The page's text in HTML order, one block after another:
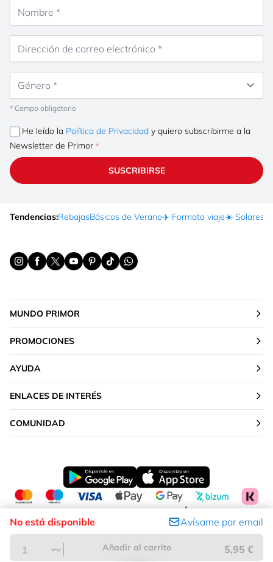
No está disponible Avísame por email
Añadir al carrito 5,95 €
* Campo obligatorio
He leído la Política de Privacidad y quiero subscribirme a la
Newsletter de Primor
SUSCRIBIRSE
Tendencias:RebajasBásicos de Verano✈️ Formato viaje☀️ Solares
MUNDO PRIMOR
PROMOCIONES
AYUDA
ENLACES DE INTERÉS
COMUNIDAD
CAMBIAR TU UBICACIÓN
Península y Baleares